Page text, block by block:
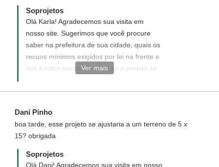
Soprojetos
Olá Karla! Agradecemos sua visita em
nosso site. Sugerimos que você procure
saber na prefeitura de sua cidade, quais os
recuos mínimos exigidos por lei na frente e
nos fundos para sabermos se o projeto se
Ver mais
Dani Pinho
boa tarde, esse projeto se ajustaria a um terreno de 5 x
15? obrigada
Soprojetos
Olá Dani! Agradecemos sua visita em nosso